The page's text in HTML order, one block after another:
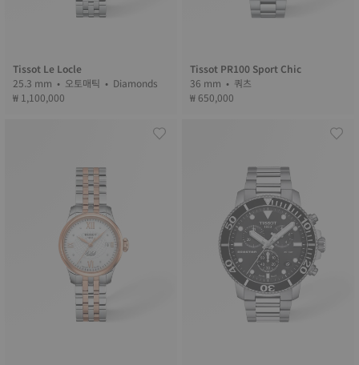
Tissot Le Locle
25.3 mm • 오토매틱 • Diamonds
₩ 1,100,000
Tissot PR100 Sport Chic
36 mm • 쿼츠
₩ 650,000